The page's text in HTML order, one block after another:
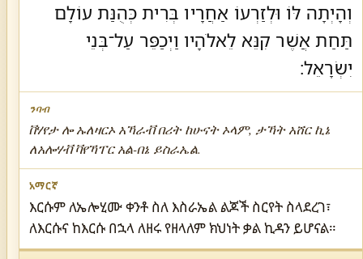
וְהָיְתָה לּוֹ וּלְזַרְעוֹ אַחֲרָיו בְּרִית כְּהֻנַּת עוֹלָם
תַּחַת אֲשֶׁר קִנֵּא לֵאלֹהָיו וַיְכַפֵּר עַל־בְּנֵי
יִשְׂרָאֵל׃
ቨሃየታ ሎ ኡለዛርኦ አኻራቭ በሪት ከሁናት ኦላም, ታኻት አሸር ኪኔ
ለአሎሃቭ ቫየኻፐር አል-በኔ ይስራኤል.
እርሱም ለኤሎሂሙ ቀንቶ ስለ እስራኤል ልጆች ስርየት ስላደረገ፣
ለእርሱና ከእርሱ በኋላ ለዘሩ የዘላለም ክህነት ቃል ኪዳን ይሆናል።